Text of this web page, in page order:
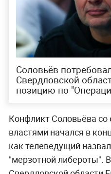
Соловьёв
Свердловской
позицию по
Конфликт Соловьёва со
властями начался в
как телеведущий
"мерзотной либероты".